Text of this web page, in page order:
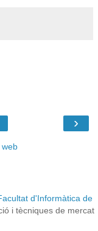
›
web
d'Informàtica de
i tècniques de mercat